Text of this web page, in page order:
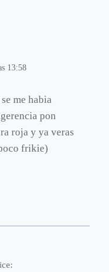
13:58
me habia
pon
roja y ya veras
frikie)